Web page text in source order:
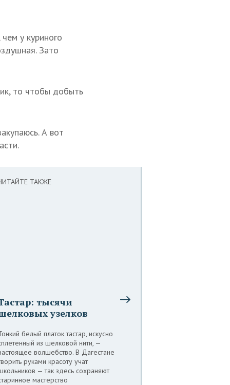
у куриного
Зато
то чтобы добыть
А вот
ТАКЖЕ
тысячи
узелков
белый платок тастар, искусно
из шелковой нити, —
волшебство. В Дагестане
руками красоту учат
— так здесь сохраняют
мастерство